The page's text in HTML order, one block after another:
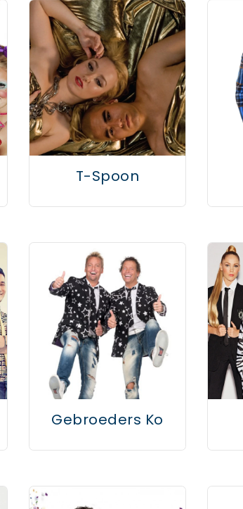
T-Spoon
Gebroeders Ko